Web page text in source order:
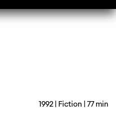
1992 | Fiction | 77 min